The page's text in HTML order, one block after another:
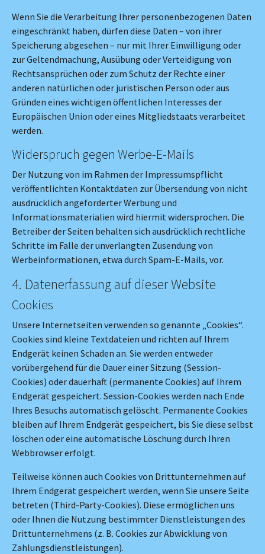
Wenn Sie die Verarbeitung Ihrer personenbezogenen Daten
eingeschränkt haben, dürfen diese Daten – von ihrer
Speicherung abgesehen – nur mit Ihrer Einwilligung oder
zur Geltendmachung, Ausübung oder Verteidigung von
Rechtsansprüchen oder zum Schutz der Rechte einer
anderen natürlichen oder juristischen Person oder aus
Gründen eines wichtigen öffentlichen Interesses der
Europäischen Union oder eines Mitgliedstaats verarbeitet
werden.
Widerspruch gegen Werbe-E-Mails
Der Nutzung von im Rahmen der Impressumspflicht
veröffentlichten Kontaktdaten zur Übersendung von nicht
ausdrücklich angeforderter Werbung und
Informationsmaterialien wird hiermit widersprochen. Die
Betreiber der Seiten behalten sich ausdrücklich rechtliche
Schritte im Falle der unverlangten Zusendung von
Werbeinformationen, etwa durch Spam-E-Mails, vor.
4. Datenerfassung auf dieser Website
Cookies
Unsere Internetseiten verwenden so genannte „Cookies“.
Cookies sind kleine Textdateien und richten auf Ihrem
Endgerät keinen Schaden an. Sie werden entweder
vorübergehend für die Dauer einer Sitzung (Session-
Cookies) oder dauerhaft (permanente Cookies) auf Ihrem
Endgerät gespeichert. Session-Cookies werden nach Ende
Ihres Besuchs automatisch gelöscht. Permanente Cookies
bleiben auf Ihrem Endgerät gespeichert, bis Sie diese selbst
löschen oder eine automatische Löschung durch Ihren
Webbrowser erfolgt.
Teilweise können auch Cookies von Drittunternehmen auf
Ihrem Endgerät gespeichert werden, wenn Sie unsere Seite
betreten (Third-Party-Cookies). Diese ermöglichen uns
oder Ihnen die Nutzung bestimmter Dienstleistungen des
Drittunternehmens (z. B. Cookies zur Abwicklung von
Zahlungsdienstleistungen).